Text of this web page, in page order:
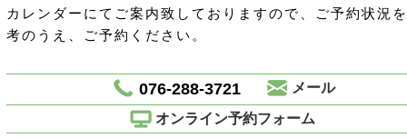
カレンダーにてご案内致しておりますので、ご予約状況
考のうえ、ご予約ください。
076-288-3721
メール
オンライン予約フォーム